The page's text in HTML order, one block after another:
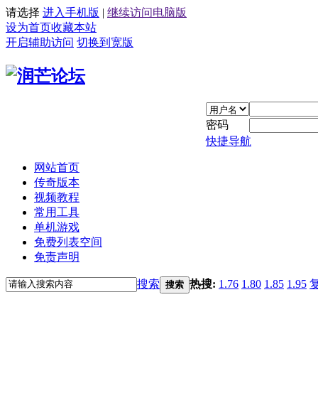
请选择 进入手机版 | 继续访问电脑版
设为首页收藏本站
开启辅助访问 切换到宽版
密码
快捷导航
网站首页
传奇版本
视频教程
常用工具
单机游戏
免费列表空间
免责声明
搜索 搜索 热搜: 1.76 1.80 1.85 1.95